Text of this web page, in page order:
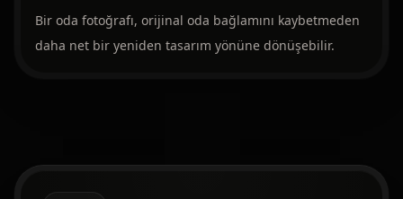
Bir oda fotoğrafı, orijinal oda bağlamını kaybetmeden
daha net bir yeniden tasarım yönüne dönüşebilir.